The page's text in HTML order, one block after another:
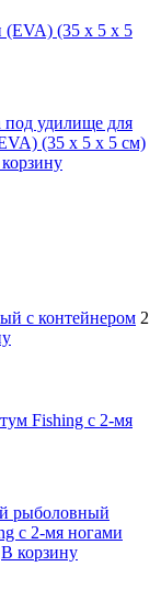
(EVA) (35 x 5 x 5
под удилище для
(35 x 5 x 5 см)
с контейнером 2
Fishing с 2-мя
рыболовный
с 2-мя ногами
В корзину